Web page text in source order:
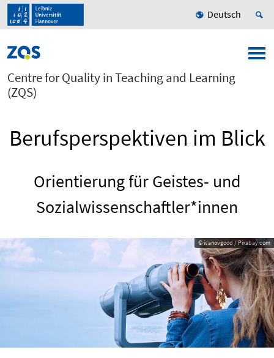
Deutsch
Centre for Quality in Teaching and Learning
(ZQS)
Berufsperspektiven im Blick
Orientierung für Geistes- und
Sozialwissenschaftler*innen
© ivanovgood / Pixabay.com